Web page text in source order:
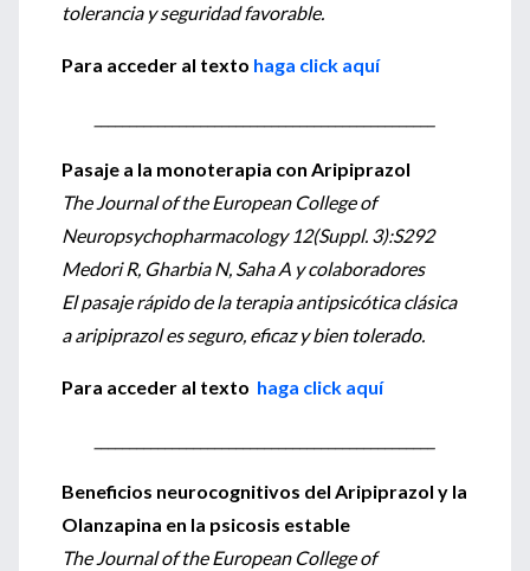
tolerancia y seguridad favorable.
Para acceder al texto haga click aquí
Pasaje a la monoterapia con Aripiprazol
The Journal of the European College of
Neuropsychopharmacology 12(Suppl. 3):S292
Medori R, Gharbia N, Saha A y colaboradores
El pasaje rápido de la terapia antipsicótica clásica
a aripiprazol es seguro, eficaz y bien tolerado.
Para acceder al texto haga click aquí
Beneficios neurocognitivos del Aripiprazol y la
Olanzapina en la psicosis estable
The Journal of the European College of